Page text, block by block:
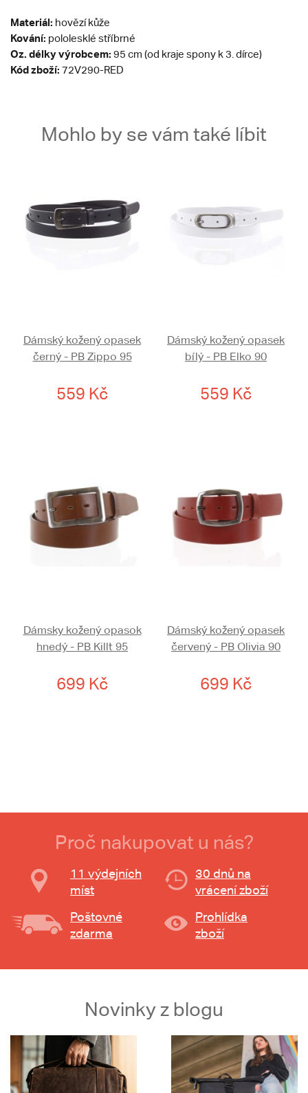
Materiál: hovězí kůže
Kování: pololesklé stříbrné
Oz. délky výrobcem: 95 cm (od kraje spony k 3. dírce)
Kód zboží: 72V290-RED
Mohlo by se vám také líbit
Dámský kožený opasek
černý - PB Zippo 95
559 Kč
Dámský kožený opasek
bílý - PB Elko 90
559 Kč
Dámsky kožený opasok
hnedý - PB Killt 95
699 Kč
Dámský kožený opasek
červený - PB Olivia 90
699 Kč
Proč nakupovat u nás?
11 výdejních
míst
30 dnů na
vrácení zboží
Poštovné
zdarma
Prohlídka
zboží
Novinky z blogu